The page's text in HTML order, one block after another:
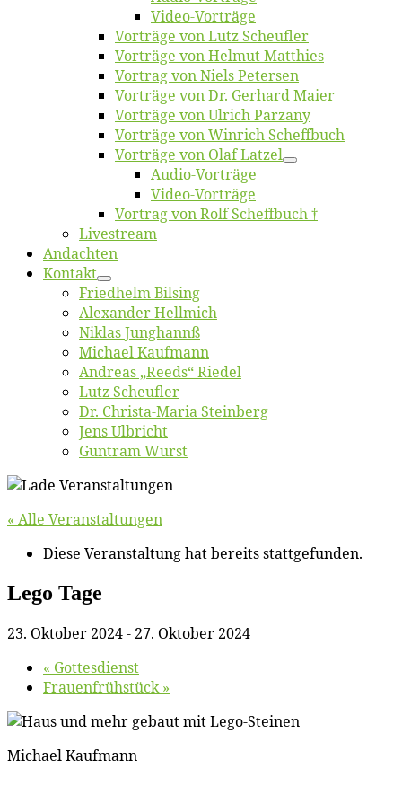
Vi­deo-Vor­trä­ge
Vor­trä­ge von Lutz Scheufler
Vor­trä­ge von Hel­mut Matthies
Vor­trag von Niels Petersen
Vor­trä­ge von Dr. Ger­hard Maier
Vor­trä­ge von Ul­rich Parzany
Vor­trä­ge von Win­rich Scheffbuch
Vor­trä­ge von Olaf Latzel
Au­dio-Vor­trä­ge
Vi­deo-Vor­trä­ge
Vor­trag von Rolf Scheffbuch †
Live­stream
An­dach­ten
Kon­takt
Fried­helm Bilsing
Alex­an­der Hellmich
Ni­klas Junghannß
Mi­cha­el Kaufmann
An­dre­as „Reeds“ Riedel
Lutz Scheuf­ler
Dr. Chris­­ta-Ma­ria Steinberg
Jens Ulb­richt
Gun­tram Wurst
« Alle Veranstaltungen
Diese Veranstaltung hat bereits stattgefunden.
Le­go Tage
23. Oktober 2024- 27. Oktober 2024
« Got­tes­dienst
Frau­en­früh­stück»
Mi­cha­el Kaufmann